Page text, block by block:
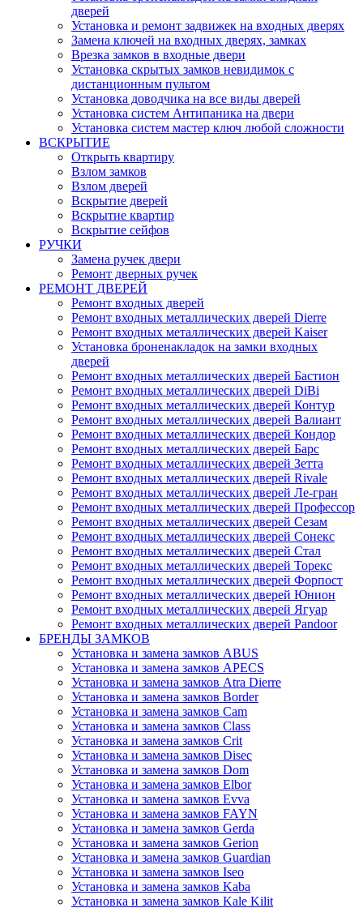
дверей
Установка и ремонт задвижек на входных дверях
Замена ключей на входных дверях, замках
Врезка замков в входные двери
Установка скрытых замков невидимок с
дистанционным пультом
Установка доводчика на все виды дверей
Установка систем Антипаника на двери
Установка систем мастер ключ любой сложности
ВСКРЫТИЕ
Открыть квартиру
Взлом замков
Взлом дверей
Вскрытие дверей
Вскрытие квартир
Вскрытие сейфов
РУЧКИ
Замена ручек двери
Ремонт дверных ручек
РЕМОНТ ДВЕРЕЙ
Ремонт входных дверей
Ремонт входных металлических дверей Dierre
Ремонт входных металлических дверей Kaiser
Установка броненакладок на замки входных
дверей
Ремонт входных металлических дверей Бастион
Ремонт входных металлических дверей DiBi
Ремонт входных металлических дверей Контур
Ремонт входных металлических дверей Валиант
Ремонт входных металлических дверей Кондор
Ремонт входных металлических дверей Барс
Ремонт входных металлических дверей Зетта
Ремонт входных металлических дверей Rivale
Ремонт входных металлических дверей Ле-гран
Ремонт входных металлических дверей Профессор
Ремонт входных металлических дверей Сезам
Ремонт входных металлических дверей Сонекс
Ремонт входных металлических дверей Стал
Ремонт входных металлических дверей Торекс
Ремонт входных металлических дверей Форпост
Ремонт входных металлических дверей Юнион
Ремонт входных металлических дверей Ягуар
Ремонт входных металлических дверей Pandoor
БРЕНДЫ ЗАМКОВ
Установка и замена замков ABUS
Установка и замена замков APECS
Установка и замена замков Atra Dierre
Установка и замена замков Border
Установка и замена замков Cam
Установка и замена замков Class
Установка и замена замков Crit
Установка и замена замков Disec
Установка и замена замков Dom
Установка и замена замков Elbor
Установка и замена замков Evva
Установка и замена замков FAYN
Установка и замена замков Gerda
Установка и замена замков Gerion
Установка и замена замков Guardian
Установка и замена замков Iseo
Установка и замена замков Kaba
Установка и замена замков Kale Kilit